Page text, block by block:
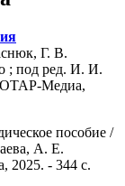
Г. В.
; под ред. И. И.
Медиа,
пособие /
А. Е.
- 344 с.